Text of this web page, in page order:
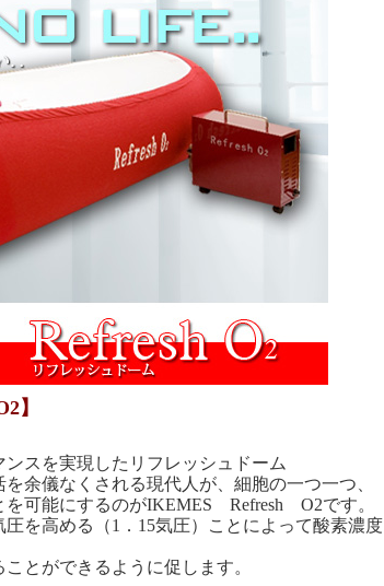
】
スを実現したリフレッシュドーム
余儀なくされる現代人が、細胞の一つ一つ、
可能にするのがIKEMES Refresh O2です。
を高める（1．15気圧）ことによって酸素濃度
とができるように促します。